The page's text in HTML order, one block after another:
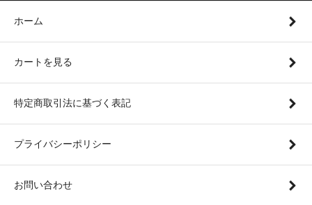
ホーム
カートを見る
特定商取引法に基づく表記
プライバシーポリシー
お問い合わせ